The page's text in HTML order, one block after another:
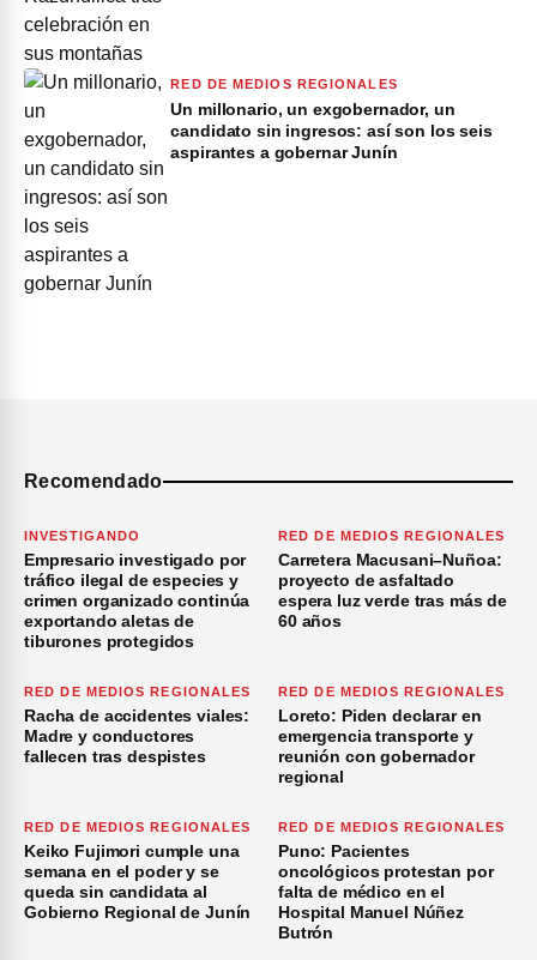
RED DE MEDIOS REGIONALES
Un millonario, un exgobernador, un
candidato sin ingresos: así son los seis
aspirantes a gobernar Junín
Recomendado
INVESTIGANDO
Empresario investigado por
tráfico ilegal de especies y
crimen organizado continúa
exportando aletas de
tiburones protegidos
RED DE MEDIOS REGIONALES
Carretera Macusani–Nuñoa:
proyecto de asfaltado
espera luz verde tras más de
60 años
RED DE MEDIOS REGIONALES
Racha de accidentes viales:
Madre y conductores
fallecen tras despistes
RED DE MEDIOS REGIONALES
Loreto: Piden declarar en
emergencia transporte y
reunión con gobernador
regional
RED DE MEDIOS REGIONALES
Keiko Fujimori cumple una
semana en el poder y se
queda sin candidata al
Gobierno Regional de Junín
RED DE MEDIOS REGIONALES
Puno: Pacientes
oncológicos protestan por
falta de médico en el
Hospital Manuel Núñez
Butrón